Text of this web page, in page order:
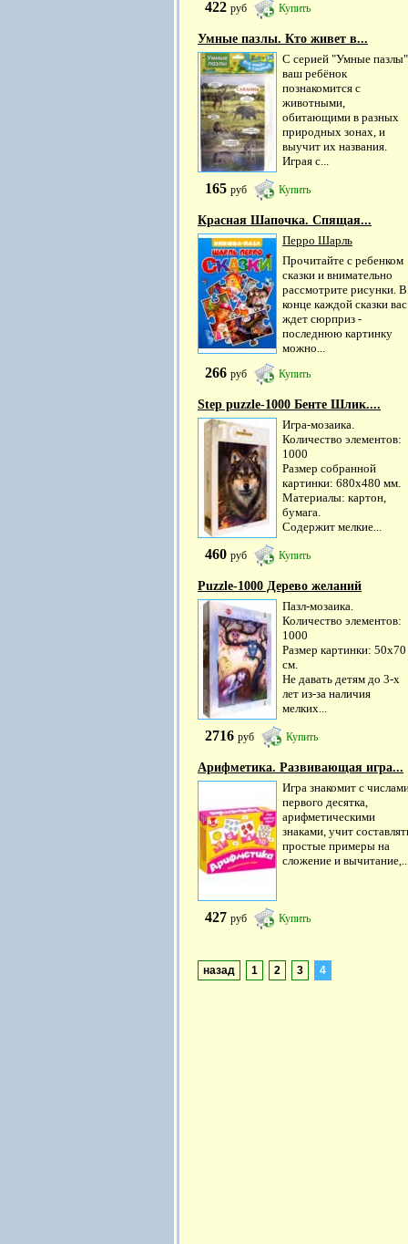
422 руб Купить
Умные пазлы. Кто живет в...
С серией "Умные пазлы"
ваш ребёнок
познакомится с
животными,
обитающими в разных
природных зонах, и
выучит их названия.
Играя с...
165 руб Купить
Красная Шапочка. Спящая...
Перро Шарль
Прочитайте с ребенком
сказки и внимательно
рассмотрите рисунки. В
конце каждой сказки вас
ждет сюрприз -
последнюю картинку
можно...
266 руб Купить
Step puzzle-1000 Бенте Шлик....
Игра-мозаика.
Количество элементов:
1000
Размер собранной
картинки: 680х480 мм.
Материалы: картон,
бумага.
Содержит мелкие...
460 руб Купить
Puzzle-1000 Дерево желаний
Пазл-мозаика.
Количество элементов:
1000
Размер картинки: 50х70
см.
Не давать детям до 3-х
лет из-за наличия
мелких...
2716 руб Купить
Арифметика. Развивающая игра...
Игра знакомит с
первого десятка,
арифметическими
знаками, учит
простые примеры на
сложение и
427 руб Купить
назад 1 2 3 4